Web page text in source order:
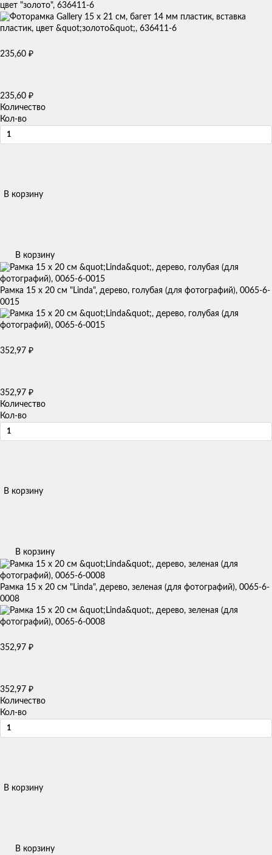
цвет "золото", 636411-6
235,60 ₽
235,60 ₽
Количество
Кол-во
В корзину
В корзину
Рамка 15 х 20 см "Linda", дерево, голубая (для фотографий), 0065-6-
0015
352,97 ₽
352,97 ₽
Количество
Кол-во
В корзину
В корзину
Рамка 15 х 20 см "Linda", дерево, зеленая (для фотографий), 0065-6-
0008
352,97 ₽
352,97 ₽
Количество
Кол-во
В корзину
В корзину